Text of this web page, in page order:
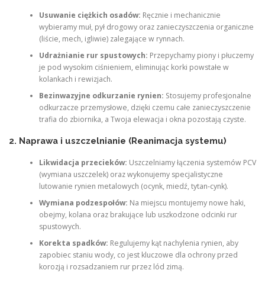
Usuwanie ciężkich osadów: Ręcznie i mechanicznie
wybieramy muł, pył drogowy oraz zanieczyszczenia organiczne
(liście, mech, igliwie) zalegające w rynnach.
Udrażnianie rur spustowych: Przepychamy piony i płuczemy
je pod wysokim ciśnieniem, eliminując korki powstałe w
kolankach i rewizjach.
Bezinwazyjne odkurzanie rynien: Stosujemy profesjonalne
odkurzacze przemysłowe, dzięki czemu całe zanieczyszczenie
trafia do zbiornika, a Twoja elewacja i okna pozostają czyste.
2. Naprawa i uszczelnianie (Reanimacja systemu)
Likwidacja przecieków: Uszczelniamy łączenia systemów PCV
(wymiana uszczelek) oraz wykonujemy specjalistyczne
lutowanie rynien metalowych (ocynk, miedź, tytan-cynk).
Wymiana podzespołów: Na miejscu montujemy nowe haki,
obejmy, kolana oraz brakujące lub uszkodzone odcinki rur
spustowych.
Korekta spadków: Regulujemy kąt nachylenia rynien, aby
zapobiec staniu wody, co jest kluczowe dla ochrony przed
korozją i rozsadzaniem rur przez lód zimą.